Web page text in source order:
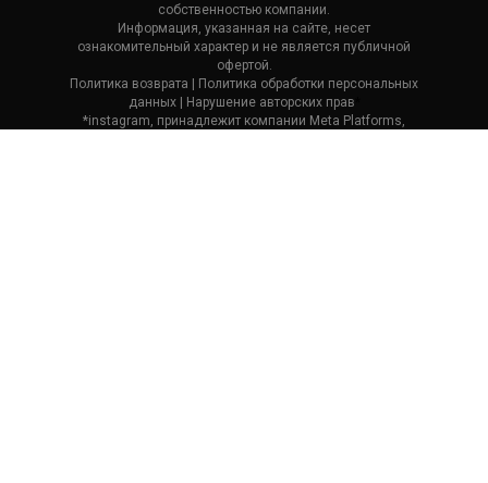
собственностью компании.
Информация, указанная на сайте, несет
ознакомительный характер и не является публичной
офертой.
Политика возврата | Политика обработки персональных
данных | Нарушение авторских прав
*instagram, принадлежит компании Meta Platforms,